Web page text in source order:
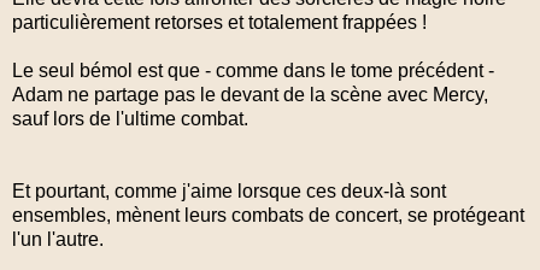
particulièrement retorses et totalement frappées !
Le seul bémol est que - comme dans le tome précédent -
Adam ne partage pas le devant de la scène avec Mercy,
sauf lors de l'ultime combat.
Et pourtant, comme j'aime lorsque ces deux-là sont
ensembles, mènent leurs combats de concert, se protégeant
l'un l'autre.